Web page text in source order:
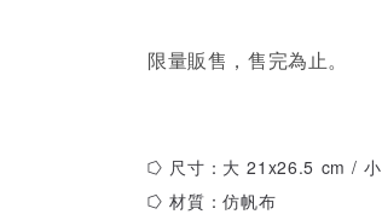
限量販售，售完為止。
⭔ 尺寸：大 21x26.5 cm / 小
⭔ 材質：仿帆布